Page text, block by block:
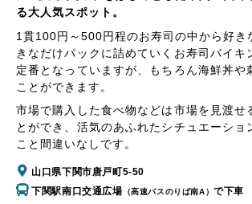
る大人気スポット。
1貫100円～500円程のお寿司の中から好き
きなだけパックに詰めていくお寿司バイキ
定番となっていますが、もちろん海鮮丼や
ことができます。
市場で購入した食べ物などは市場を見渡せ
とができ、活気のあふれたシチュエーショ
こと間違いなしです。
山口県下関市唐戸町5-50
下関駅南口交通広場 （高速バスのりば南A）で下車